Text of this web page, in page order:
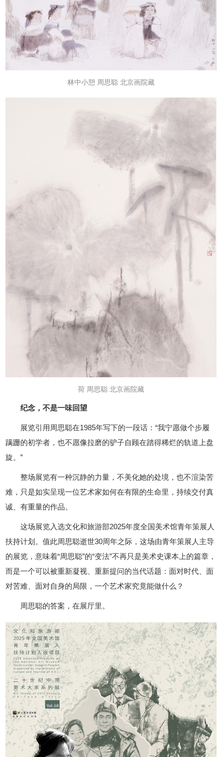
林中小憩 周思聪 北京画院藏
荷 周思聪 北京画院藏
纪念，不是一味回望
展览引用周思聪在1985年写下的一段话：“我宁愿做个步履
蹒跚的初学者，也不愿像拉磨的驴子自顾在踏得稀烂的轨道上盘
旋。”
整场展览有一种沉静的力量，不美化她的处境，也不渲染苦
难，只是如实呈现一位艺术家如何在有限的生命里，持续交付真
诚、有重量的作品。
这场展览入选文化和旅游部2025年度全国美术馆青年策展人
扶持计划。值此周思聪逝世30周年之际，这场由青年策展人主导
的展览，意味着“周思聪”的“变法”不再只是美术史课本上的篇章，
而是一个可以被重新凝视、重新提问的当代话题：面对时代、面
对苦难、面对自身的局限，一个艺术家究竟能做什么？
周思聪的答案，在展厅里。